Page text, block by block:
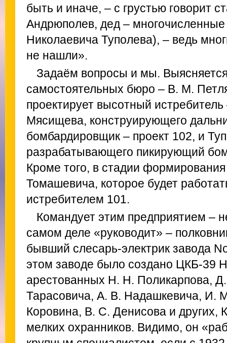
быть и иначе, – с грустью говорит
Андрюполев, дед –
Николаевича Туполева), – ведь
не нашли».
Задаём вопросы и мы.
самостоятельных бюро – В. М.
проектирует высотный
Мясищева, конструирующего
бомбардировщик – проект 102, и
разрабатывающего пикирующий
Кроме того, в стадии
Томашевича, которое будет
истребителем 101.
Командует этим предприятием –
самом деле «руководит» –
бывший слесарь‑электрик завода
этом заводе было создано ЦКБ‑39
арестованных Н. Н. Поликарпова,
Тарасовича, А. В. Надашкевича, И.
Коровина, В. С. Денисова и других,
мелких охранников. Видимо, он